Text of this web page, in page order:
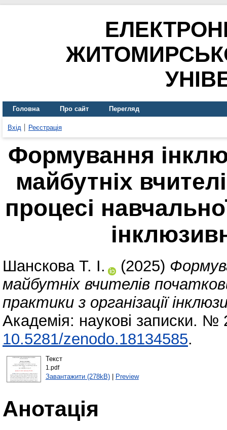
Головна Про сайт Перегляд
Вхід Реєстрація
Формування
майбутніх
процесі
Шанскова Т. І. (2025)
майбутніх вчителів
практики з організації
Академія: наукові записки.
10.5281/zenodo.18134585.
Текст
1.pdf
Завантажити (278kB)| Preview
Анотація